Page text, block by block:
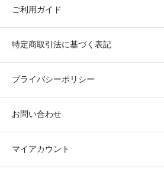
ご利用ガイド
特定商取引法に基づく表記
プライバシーポリシー
お問い合わせ
マイアカウント